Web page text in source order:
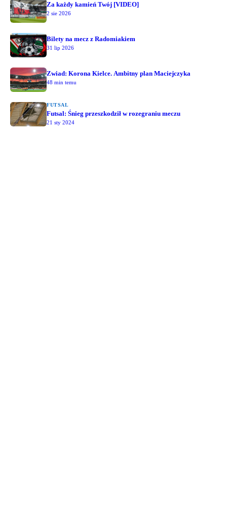
Za każdy kamień Twój [VIDEO]
2 sie 2026
Bilety na mecz z Radomiakiem
31 lip 2026
Zwiad: Korona Kielce. Ambitny plan Maciejczyka
48 min temu
FUTSAL
Futsal: Śnieg przeszkodził w rozegraniu meczu
21 sty 2024